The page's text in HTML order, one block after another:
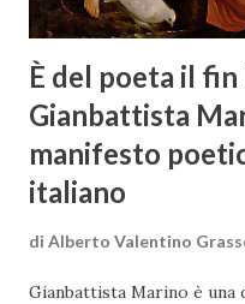
È del poeta il
Gianbattista
manifesto
italiano
di Alberto Valentino
Gianbattista Marino è